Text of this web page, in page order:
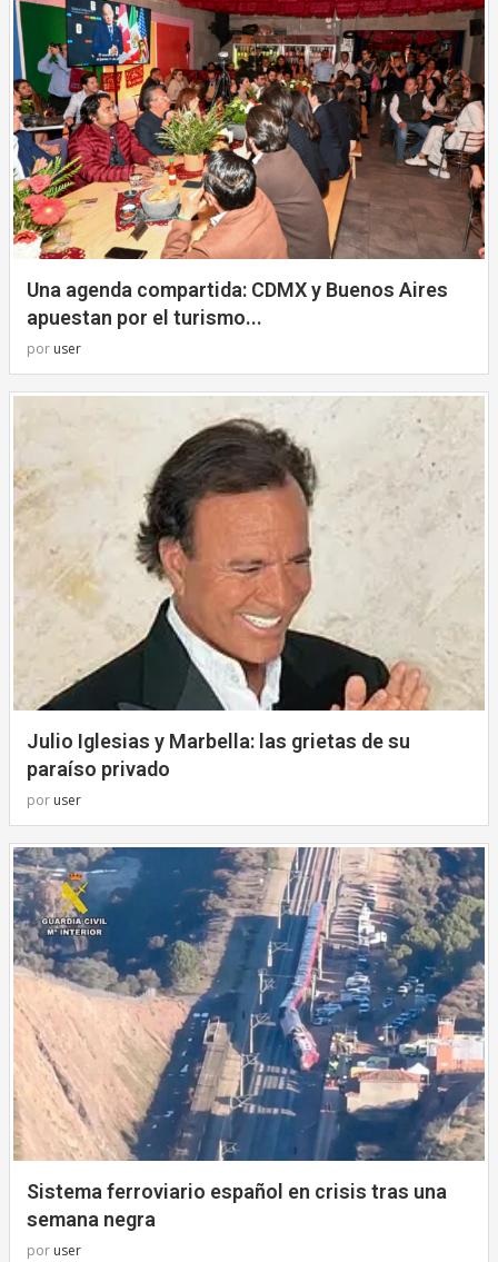
Una agenda compartida: CDMX y Buenos Aires
apuestan por el turismo...
por user
Julio Iglesias y Marbella: las grietas de su
paraíso privado
por user
Sistema ferroviario español en crisis tras una
semana negra
por user